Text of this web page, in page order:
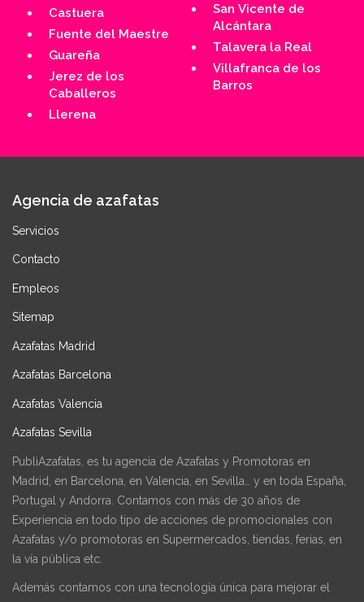
Castuera
Fuente del Maestre
Guareña
Jerez de los
Caballeros
Llerena
San Vicente de
Alcántara
Talavera la Real
Villafranca de los
Barros
Agencia de azafatas
Servicios
Contacto
Empleos
Sitemap
Azafatas Madrid
Azafatas Barcelona
Azafatas Valencia
Azafatas Sevilla
PubliAzafatas, es tu agencia de Azafatas y Promotoras en
Madrid, en Barcelona, en Valencia, en Sevilla… y en toda España,
Portugal y Andorra. Contamos con más de 30 años de
Experiencia en todo tipo de acciones de promocionales con
Azafatas y/o promotoras en Supermercados, tiendas, ferias, en
la vía pública etc.
Además contamos con una tecnología única para mejorar el